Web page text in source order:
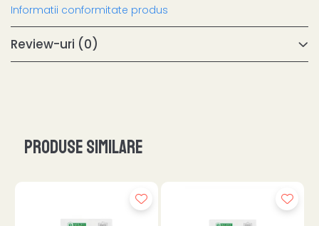
Informatii conformitate produs
Review-uri (0)
Produse similare